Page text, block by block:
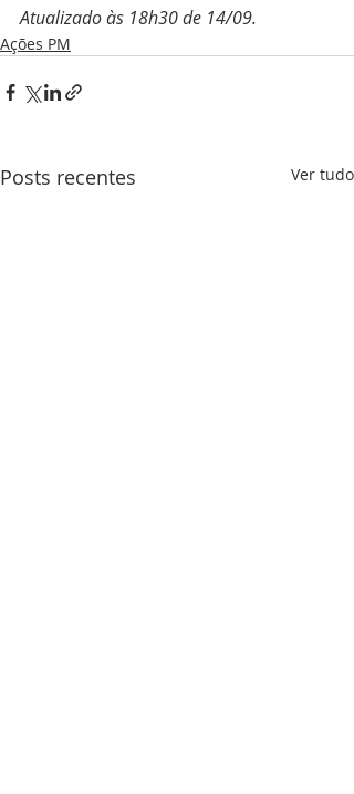
Atualizado às 18h30 de 14/09.
Ações PM
Posts recentes Ver tudo